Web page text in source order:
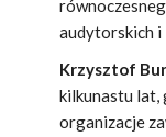
audytorskich i
Krzysztof
kilkunastu lat,
organizacje